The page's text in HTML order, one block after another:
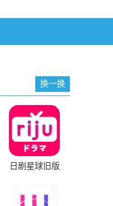
换一换
日剧星球旧版